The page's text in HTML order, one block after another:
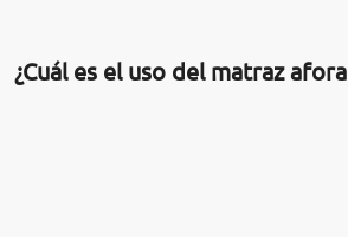
¿Cuál es el uso del matraz